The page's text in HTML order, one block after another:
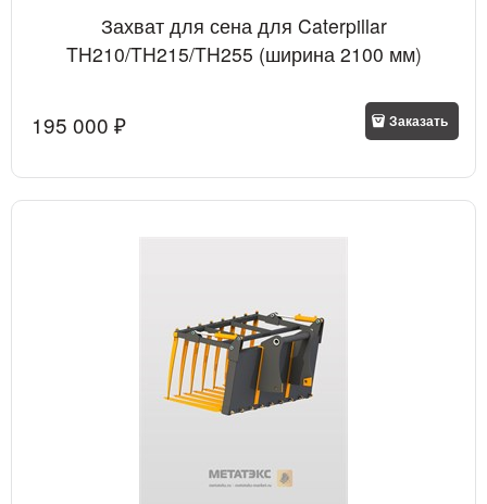
Захват для сена для Caterpillar
TH210/TH215/TH255 (ширина 2100 мм)
195 000 ₽ Заказать